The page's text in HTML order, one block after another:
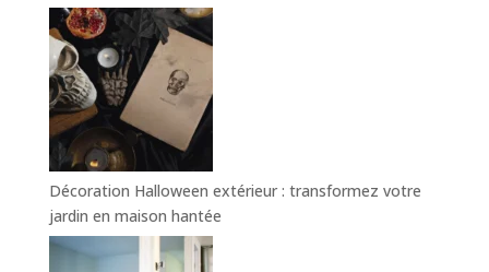
Décoration Halloween extérieur : transformez votre
jardin en maison hantée